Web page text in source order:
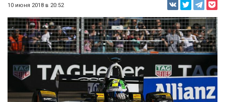
10 июня 2018 в 20:52